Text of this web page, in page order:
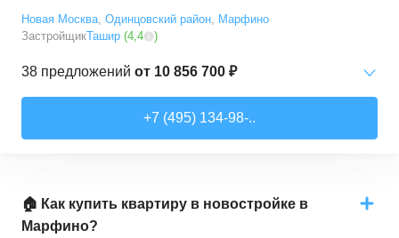
Новая Москва, Одинцовский район, Марфино
ЗастройщикТашир (4,4 )
38 предложений от 10 856 700 ₽
39,5–62,3м² 14 предложений
+7 (495) 134-98-..
🏠 Как купить квартиру в новостройке в
Марфино?